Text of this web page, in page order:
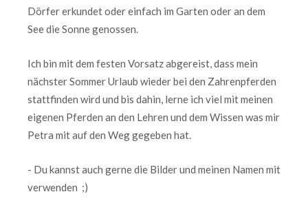
Dörfer erkundet oder einfach im Garten oder an dem
See die Sonne genossen.
Ich bin mit dem festen Vorsatz abgereist, dass mein
nächster Sommer Urlaub wieder bei den Zahrenpferden
stattfinden wird und bis dahin, lerne ich viel mit meinen
eigenen Pferden an den Lehren und dem Wissen was mir
Petra mit auf den Weg gegeben hat.
- Du kannst auch gerne die Bilder und meinen Namen mit
verwenden ;)